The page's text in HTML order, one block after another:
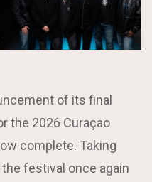
of its final
the 2026 Curaçao
complete. Taking
festival once again